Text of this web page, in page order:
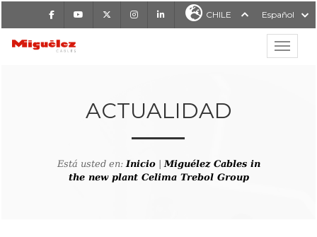
FacebookYoutube InstagramLinkedIn CHILE Español
MIGUÉLEZ CABLES
ACTUALIDAD
Está usted en:Inicio|Miguélez Cables in
the new plant Celima Trebol Group